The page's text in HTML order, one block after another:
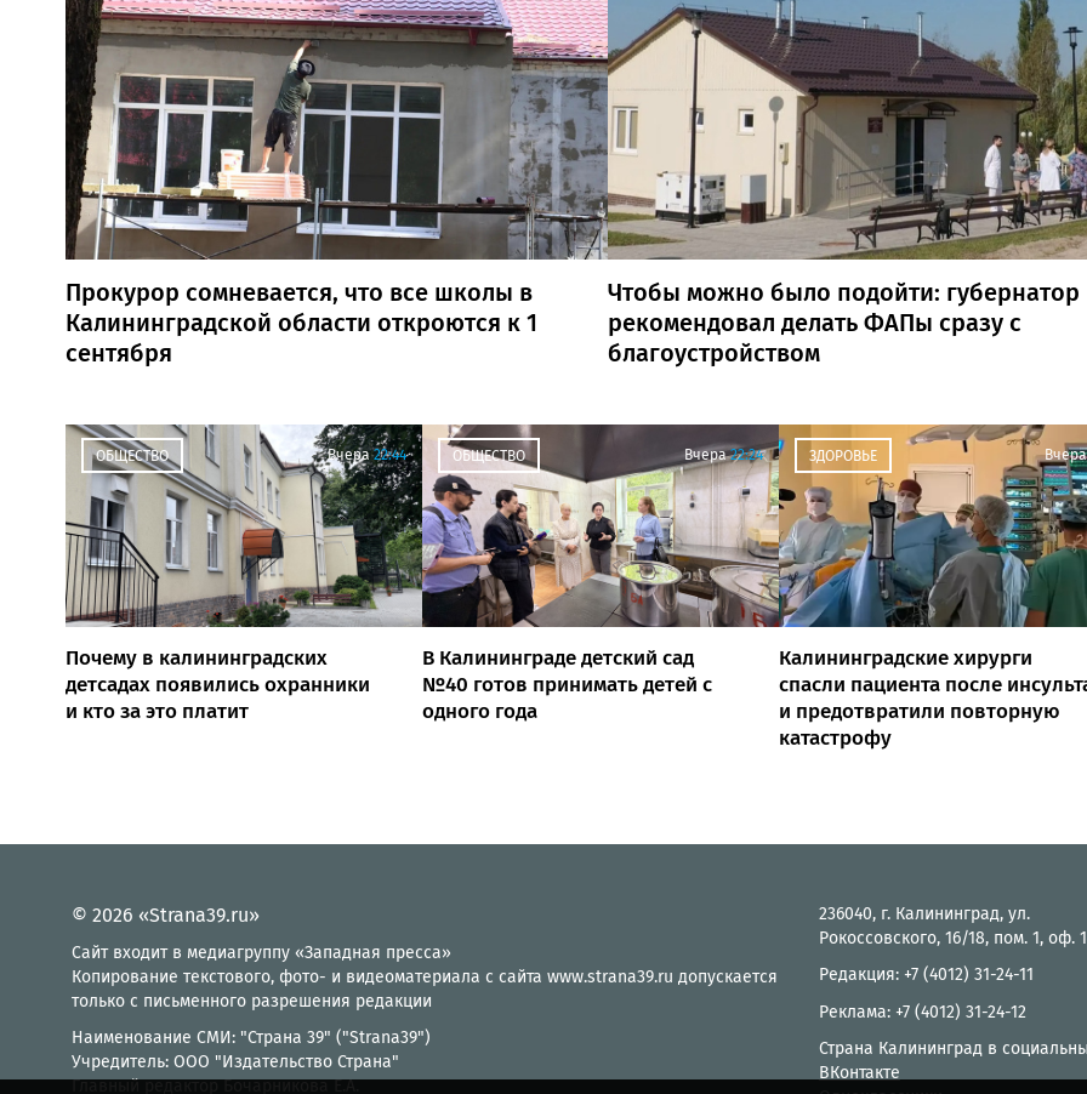
Прокурор сомневается, что все школы в
Калининградской области откроются к 1
сентября
Чтобы можно было подойти: губернатор
рекомендовал делать ФАПы сразу с
благоустройством
ОБЩЕСТВО Вчера 22:44
Почему в калининградских
детсадах появились охранники
и кто за это платит
ОБЩЕСТВО Вчера 22:24
В Калининграде детский сад
№40 готов принимать детей с
одного года
ЗДОРОВЬЕ Вчера
Калининградские хирурги
спасли пациента после
и предотвратили повторную
катастрофу
© 2026 «Strana39.ru»
Сайт входит в медиагруппу «Западная пресса»
Копирование текстового, фото- и видеоматериала с сайта www.strana39.ru допускается
только с письменного разрешения редакции
Наименование СМИ: "Страна 39" ("Strana39")
Учредитель: ООО "Издательство Страна"
Главный редактор Бочарникова Е.А.
236040, г. Калининград, ул.
Рокоссовского, 16/18, пом. 1, оф.
Редакция: +7 (4012) 31-24-11
Реклама: +7 (4012) 31-24-12
Страна Калининград в
ВКонтакте